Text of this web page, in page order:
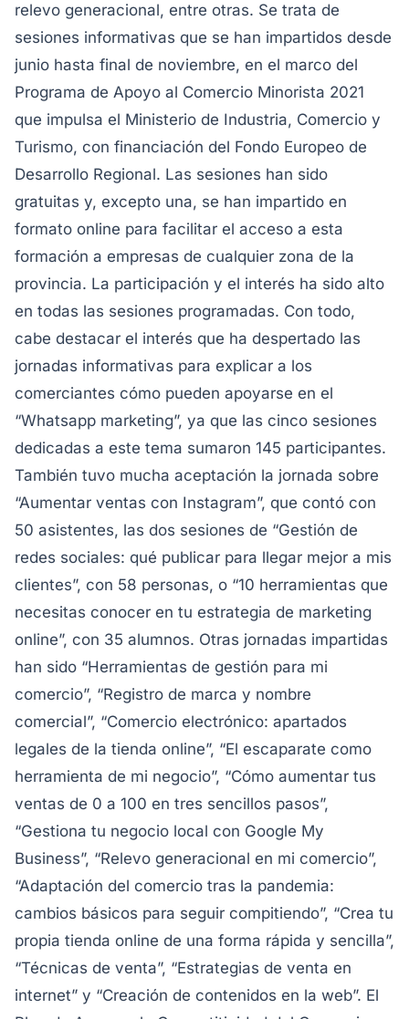
relevo generacional, entre otras. Se trata de
sesiones informativas que se han impartidos desde
junio hasta final de noviembre, en el marco del
Programa de Apoyo al Comercio Minorista 2021
que impulsa el Ministerio de Industria, Comercio y
Turismo, con financiación del Fondo Europeo de
Desarrollo Regional. Las sesiones han sido
gratuitas y, excepto una, se han impartido en
formato online para facilitar el acceso a esta
formación a empresas de cualquier zona de la
provincia. La participación y el interés ha sido alto
en todas las sesiones programadas. Con todo,
cabe destacar el interés que ha despertado las
jornadas informativas para explicar a los
comerciantes cómo pueden apoyarse en el
“Whatsapp marketing”, ya que las cinco sesiones
dedicadas a este tema sumaron 145 participantes.
También tuvo mucha aceptación la jornada sobre
“Aumentar ventas con Instagram”, que contó con
50 asistentes, las dos sesiones de “Gestión de
redes sociales: qué publicar para llegar mejor a mis
clientes”, con 58 personas, o “10 herramientas que
necesitas conocer en tu estrategia de marketing
online”, con 35 alumnos. Otras jornadas impartidas
han sido “Herramientas de gestión para mi
comercio”, “Registro de marca y nombre
comercial”, “Comercio electrónico: apartados
legales de la tienda online”, “El escaparate como
herramienta de mi negocio”, “Cómo aumentar tus
ventas de 0 a 100 en tres sencillos pasos”,
“Gestiona tu negocio local con Google My
Business”, “Relevo generacional en mi comercio”,
“Adaptación del comercio tras la pandemia:
cambios básicos para seguir compitiendo”, “Crea tu
propia tienda online de una forma rápida y sencilla”,
“Técnicas de venta”, “Estrategias de venta en
internet” y “Creación de contenidos en la web”. El